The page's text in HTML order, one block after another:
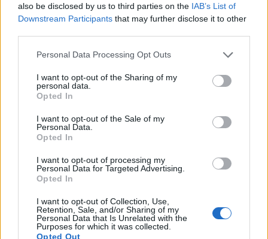
also be disclosed by us to third parties on the IAB’s List of
Downstream Participants that may further disclose it to other
Personal Data Processing Opt Outs
I want to opt-out of the Sharing of my
personal data.
Opted In
I want to opt-out of the Sale of my
Personal Data.
Opted In
I want to opt-out of processing my
Personal Data for Targeted Advertising.
Opted In
I want to opt-out of Collection, Use,
Retention, Sale, and/or Sharing of my
Personal Data that Is Unrelated with the
Purposes for which it was collected.
Opted Out
VAI ALLA VERSIONE CLASSICA
Alcune foto (screenshot) ed articoli presenti su "Juventus Magazine" sono in parte giunti
da internet, in quanto arrivati alla nostra attenzione attraverso regolari comunicati
stampa con immagini e testi allegati ed autorizzati alla pubblicazione, e quindi valutati
di pubblico dominio. Se i soggetti o gli autori avessero qualcosa in contrario alla
pubblicazione, non avranno che da segnalarlo alla redazione (indirizzo email: